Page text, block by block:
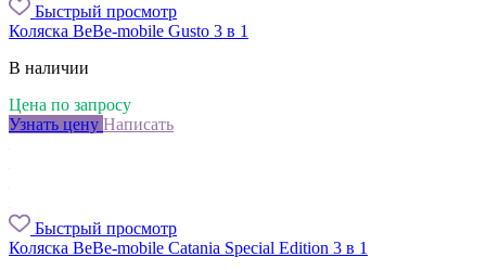
Быстрый просмотр
Коляска BeBe-mobile Gusto 3 в 1
В наличии
Цена по запросу
Узнать цену Написать
Быстрый просмотр
Коляска BeBe-mobile Catania Special Edition 3 в 1